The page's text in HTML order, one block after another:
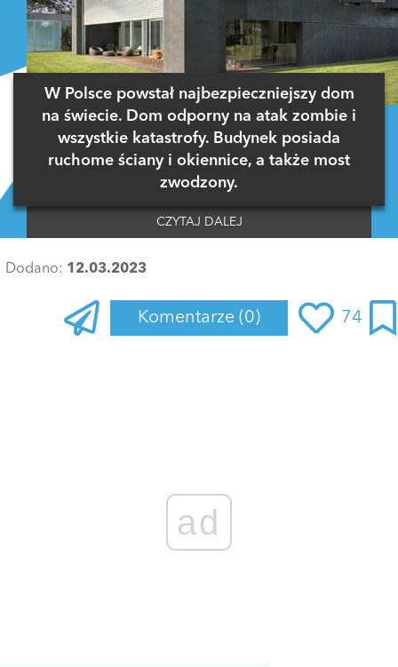
W Polsce powstał najbezpieczniejszy dom
na świecie. Dom odporny na atak zombie i
wszystkie katastrofy. Budynek posiada
ruchome ściany i okiennice, a także most
zwodzony.
CZYTAJ DALEJ
Dodano: 12.03.2023
Komentarze (0) 74
ad